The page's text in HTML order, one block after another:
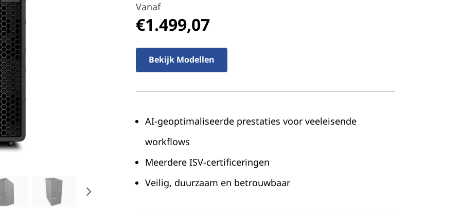
Vanaf
€1.499,07
Bekijk Modellen
AI-geoptimaliseerde prestaties voor veeleisende
workflows
Meerdere ISV-certificeringen
Veilig, duurzaam en betrouwbaar